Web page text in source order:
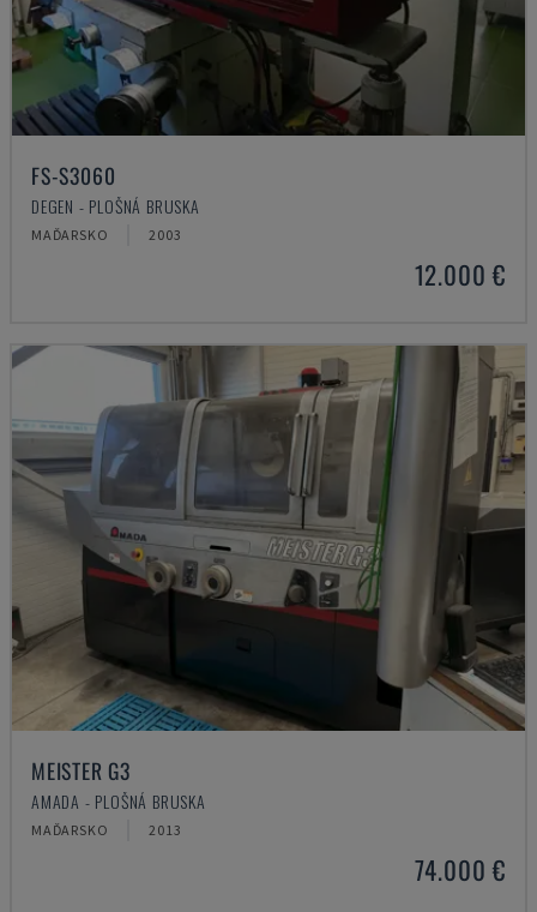
FS-S3060
DEGEN - PLOŠNÁ BRUSKA
MAĎARSKO 2003
12.000 €
MEISTER G3
AMADA - PLOŠNÁ BRUSKA
MAĎARSKO 2013
74.000 €